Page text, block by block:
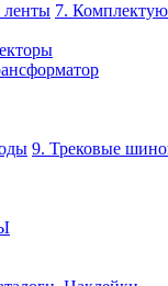
7.
9. Трековые